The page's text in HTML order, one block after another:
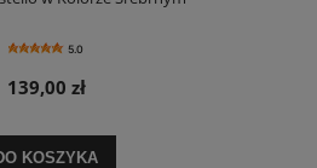
5.0
139,00 zł
KOSZYKA